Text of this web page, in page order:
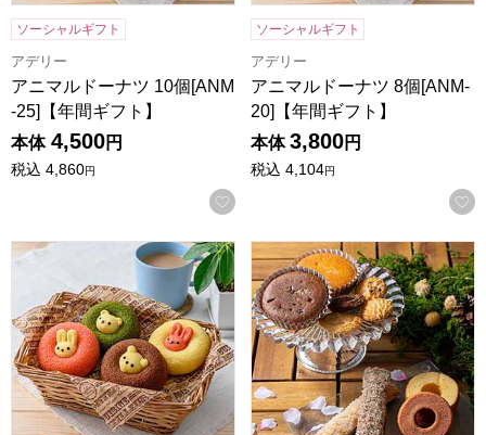
ソーシャルギフト
アデリー
アニマルドーナツ 10個[ANM
-25]【年間ギフト】
本体 4,500円
税込 4,860円
お気に入りに登録する
ソーシャルギフト
アデリー
アニマルドーナツ 8個[ANM-
20]【年間ギフト】
本体 3,800円
税込 4,104円
アニマルドーナツ 6個[ANM-15]【年間ギフト】
森の庭 焼き菓子アソート 結